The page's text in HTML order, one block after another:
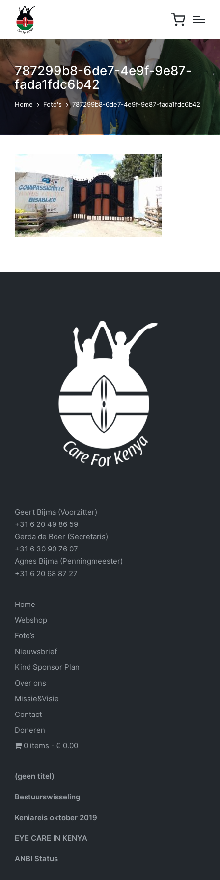
787299b8-6de7-4e9f-9e87-
fada1fdc6b42
Home Foto's 787299b8-6de7-4e9f-9e87-fada1fdc6b42
Geert Bijma (Voorzitter)
+31 6 20 49 86 59
Gerda de Boer (Secretaris)
+31 6 30 90 76 07
Agnes Bijma (Penningmeester)
+31 6 20 68 87 27
Home
Webshop
Foto’s
Nieuwsbrief
Kind Sponsor Plan
Over ons
Missie&Visie
Contact
Doneren
0 items
€ 0.00
(geen titel)
Bestuurswisseling
Keniareis oktober 2019
EYE CARE IN KENYA
ANBI Status